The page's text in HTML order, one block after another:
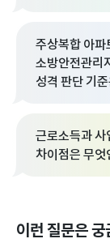
주상복합 아파
소방안전관리
성격 판단 기
근로소득과
차이점은 무
이런 질문은